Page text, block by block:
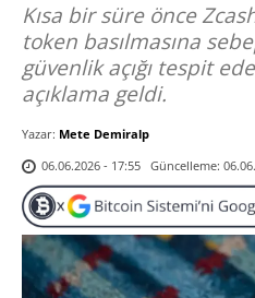
Kısa bir süre önce
token basılmasına
güvenlik açığı tespit
açıklama geldi.
Yazar: Mete Demiralp
06.06.2026 - 17:55 Güncelleme: